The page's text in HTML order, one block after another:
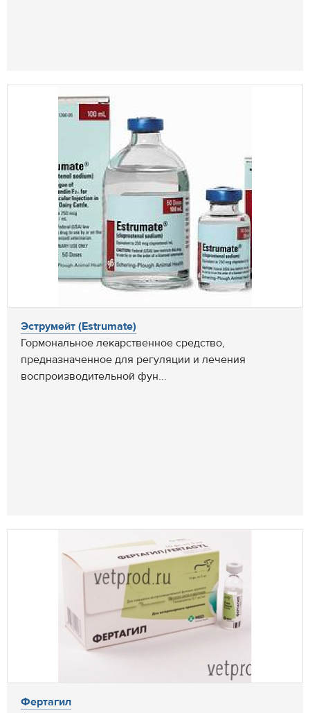
Эструмейт (Estrumate)
Гормональное лекарственное средство,
предназначенное для регуляции и лечения
воспроизводительной фун...
Фертагил